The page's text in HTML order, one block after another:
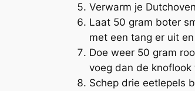
Verwarm je
Laat 50 gram boter
met een tang er uit
Doe weer 50 gram
voeg dan de
Schep drie eetlepels